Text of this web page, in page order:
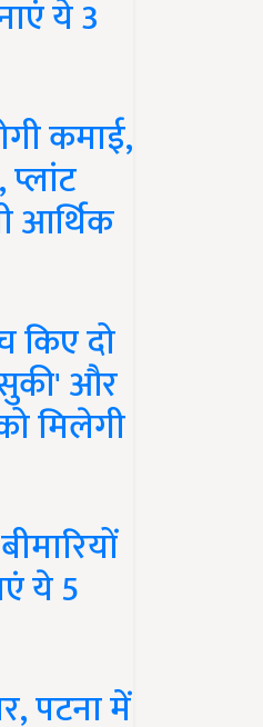
ये 3
कमाई,
आर्थिक
किए दो
और
मिलेगी
ये 5
पटना में